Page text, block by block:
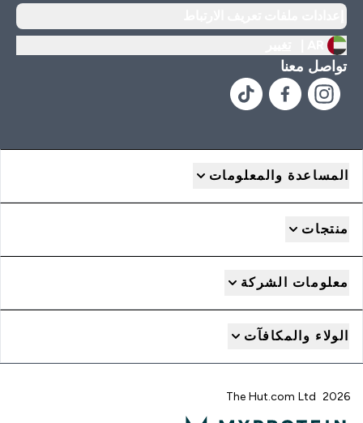
تواصل معنا
المساعدة والمعلومات
منتجات
معلومات الشركة
الولاء والمكافآت
2026 The Hut.com Ltd